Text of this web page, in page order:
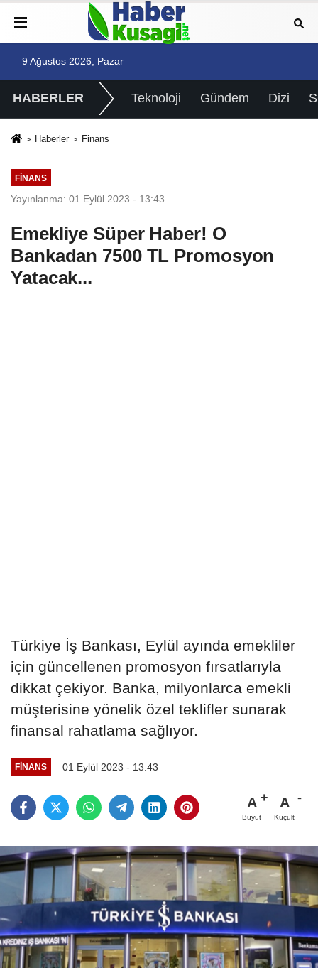
9 Ağustos 2026, Pazar
HABERLER Teknoloji Gündem Dizi
Haberler Finans
FINANS
Yayınlanma: 01 Eylül 2023 - 13:43
Emekliye Süper Haber! O
Bankadan 7500 TL Promosyon
Yatacak...
Türkiye İş Bankası, Eylül ayında emekliler
için güncellenen promosyon fırsatlarıyla
dikkat çekiyor. Banka, milyonlarca emekli
müşterisine yönelik özel teklifler sunarak
finansal rahatlama sağlıyor.
FINANS 01 Eylül 2023 - 13:43
A
Büyüt
A
Küçült